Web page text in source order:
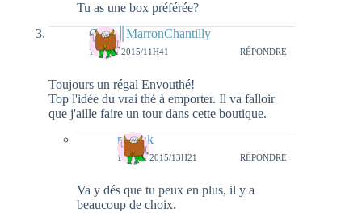
Tu as une box préférée?
Geny║MarronChantilly
15 MAI 2015/11H41 RÉPONDRE
Toujours un régal Envouthé!
Top l'idée du vrai thé à emporter. Il va falloir
que j'aille faire un tour dans cette boutique.
natieak
15 MAI 2015/13H21 RÉPONDRE
Va y dés que tu peux en plus, il y a
beaucoup de choix.